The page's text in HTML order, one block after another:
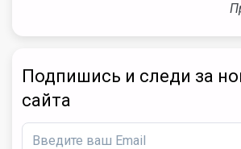
Подпишись и следи за
сайта